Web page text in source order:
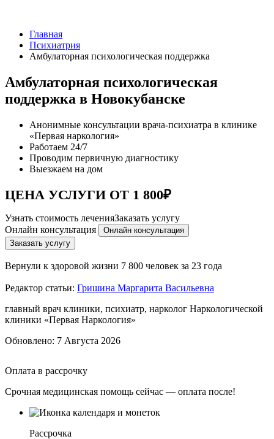
Главная
Психиатрия
Амбулаторная психологическая поддержка
Амбулаторная психологическая
поддержка в Новокубанске
Анонимные консультации врача-психиатра в клинике
«Первая наркология»
Работаем 24/7
Проводим первичную диагностику
Выезжаем на дом
ЦЕНА УСЛУГИ ОТ 1 800₽
Узнать стоимость леченияЗаказать услугу
Онлайн консультация
Онлайн консультация
Заказать услугу
Вернули к здоровой жизни 7 800 человек за 23 года
Редактор статьи: Гришина Маргарита Васильевна
главный врач клиники, психиатр, нарколог Наркологической
клиники «Первая Наркология»
Обновлено: 7 Августа 2026
Оплата в рассрочку
Срочная медицинская помощь сейчас — оплата после!
Рассрочка